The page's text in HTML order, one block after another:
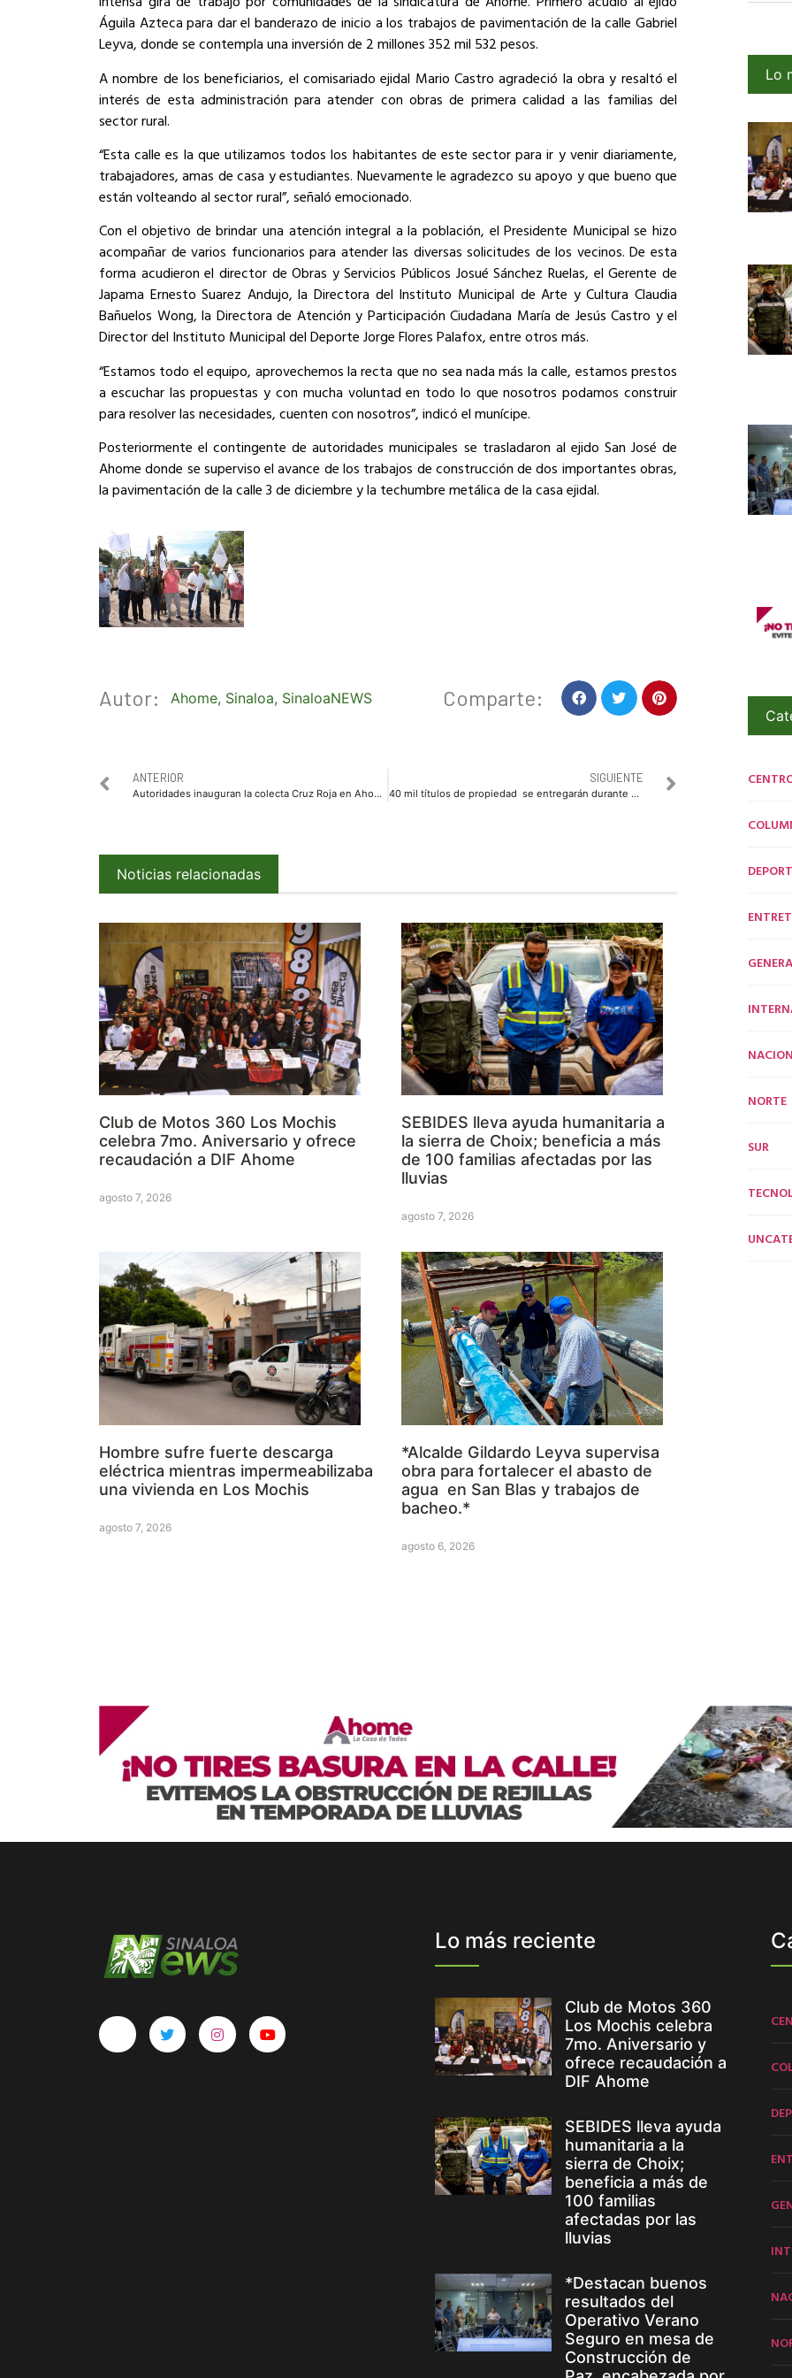
Águila Azteca para dar el banderazo de inicio a los trabajos de pavimentación de la calle Gabriel
Leyva, donde se contempla una inversión de 2 millones 352 mil 532 pesos.
A nombre de los beneficiarios, el comisariado ejidal Mario Castro agradeció la obra y resaltó el
interés de esta administración para atender con obras de primera calidad a las familias del
sector rural.
“Esta calle es la que utilizamos todos los habitantes de este sector para ir y venir diariamente,
trabajadores, amas de casa y estudiantes. Nuevamente le agradezco su apoyo y que bueno que
están volteando al sector rural”, señaló emocionado.
Con el objetivo de brindar una atención integral a la población, el Presidente Municipal se hizo
acompañar de varios funcionarios para atender las diversas solicitudes de los vecinos. De esta
forma acudieron el director de Obras y Servicios Públicos Josué Sánchez Ruelas, el Gerente de
Japama Ernesto Suarez Andujo, la Directora del Instituto Municipal de Arte y Cultura Claudia
Bañuelos Wong, la Directora de Atención y Participación Ciudadana María de Jesús Castro y el
Director del Instituto Municipal del Deporte Jorge Flores Palafox, entre otros más.
“Estamos todo el equipo, aprovechemos la recta que no sea nada más la calle, estamos prestos
a escuchar las propuestas y con mucha voluntad en todo lo que nosotros podamos construir
para resolver las necesidades, cuenten con nosotros”, indicó el munícipe.
Posteriormente el contingente de autoridades municipales se trasladaron al ejido San José de
Ahome donde se superviso el avance de los trabajos de construcción de dos importantes obras,
la pavimentación de la calle 3 de diciembre y la techumbre metálica de la casa ejidal.
Autor: Ahome, Sinaloa, SinaloaNEWS Comparte:
ANTERIOR
Autoridades inauguran la colecta Cruz Roja en Ahome
SIGUIENTE
40 mil títulos de propiedad se entregarán durante el 2018 en Sinaloa
Noticias relacionadas
Club de Motos 360 Los Mochis
celebra 7mo. Aniversario y ofrece
recaudación a DIF Ahome
agosto 7, 2026
SEBIDES lleva ayuda humanitaria a
la sierra de Choix; beneficia a más
de 100 familias afectadas por las
lluvias
agosto 7, 2026
Hombre sufre fuerte descarga
eléctrica mientras impermeabilizaba
una vivienda en Los Mochis
agosto 7, 2026
*Alcalde Gildardo Leyva supervisa
obra para fortalecer el abasto de
agua en San Blas y trabajos de
bacheo.*
agosto 6, 2026
Lo
NORTE
SUR
Lo más reciente
Club de Motos 360
Los Mochis celebra
7mo. Aniversario y
ofrece recaudación a
DIF Ahome
SEBIDES lleva ayuda
humanitaria a la
sierra de Choix;
beneficia a más de
100 familias
afectadas por las
lluvias
*Destacan buenos
resultados del
Operativo Verano
Seguro en mesa de
Construcción de